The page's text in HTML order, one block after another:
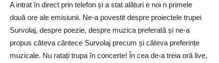
A intrat în direct prin telefon și a stat alături e noi n primele
două ore ale emisiunii. Ne-a povestit despre proiectele trupei
Survolaj, despre poezie, despre muzica preferată și ne-a
propus câteva cântece Survolaj precum și câteva preferințe
muzicale. Nu ratați trupa în concerte! În cea de-a treia oră live,